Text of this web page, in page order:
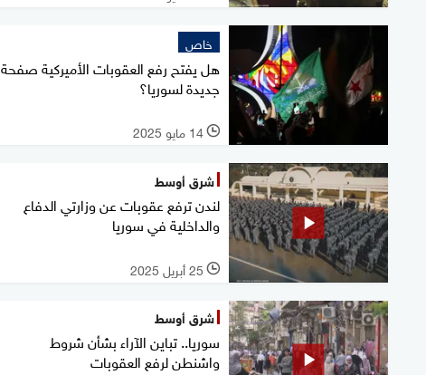
خاص
هل يفتح رفع العقوبات الأميركية صفحة
جديدة لسوريا؟
l 14 مايو 2025
شرق أوسط
لندن ترفع عقوبات عن وزارتي الدفاع
والداخلية في سوريا
l 25 أبريل 2025
شرق أوسط
سوريا.. تباين الآراء بشأن شروط
واشنطن لرفع العقوبات